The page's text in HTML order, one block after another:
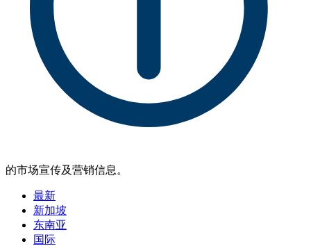
的市场宣传及营销信息。
最新
新加坡
东南亚
国际